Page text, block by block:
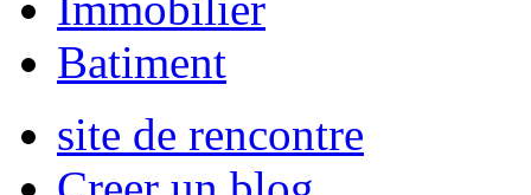
Batiment
site de rencontre